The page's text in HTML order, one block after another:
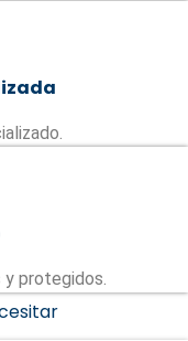
protegidos.